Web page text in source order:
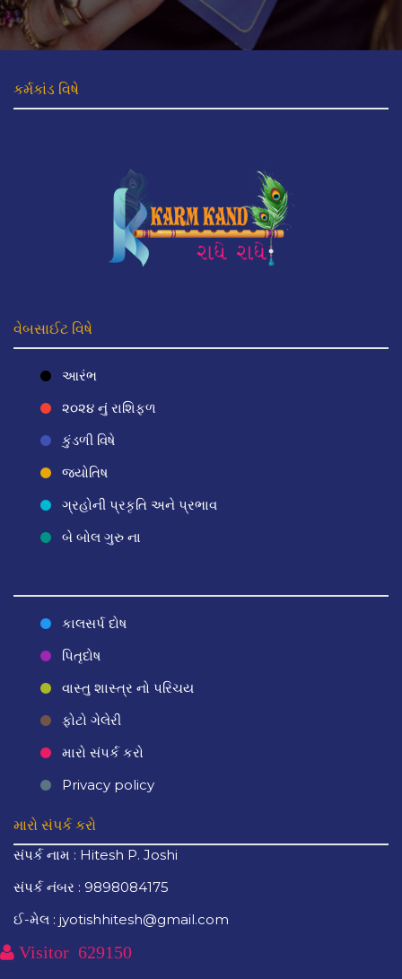
કર્મકાંડ વિષે
વેબસાઈટ વિષે
આરંભ
૨૦૨૪ નું રાશિફળ
કુંડળી વિષે
જ્યોતિષ
ગ્રહોની પ્રકૃતિ અને પ્રભાવ
બે બોલ ગુરુ ના
કાલસર્પ દોષ
પિતૃદોષ
વાસ્તુ શાસ્ત્ર નો પરિચય
ફોટો ગેલેરી
મારો સંપર્ક કરો
Privacy policy
મારો સંપર્ક કરો
સંપર્ક નામ : Hitesh P. Joshi
સંપર્ક નંબર : 9898084175
ઈ-મેલ : jyotishhitesh@gmail.com
Visitor 629150